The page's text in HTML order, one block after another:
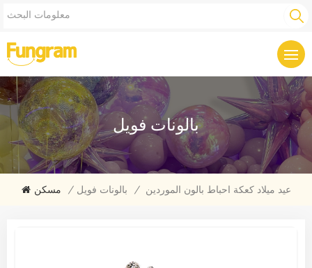
بالونات فويل
مسكن / بالونات فويل / عيد ميلاد كعكة احباط بالون الموردين